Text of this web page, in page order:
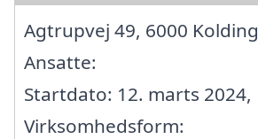
Agtrupvej 49, 6000 Kolding
Ansatte:
Startdato: 12. marts 2024,
Virksomhedsform: